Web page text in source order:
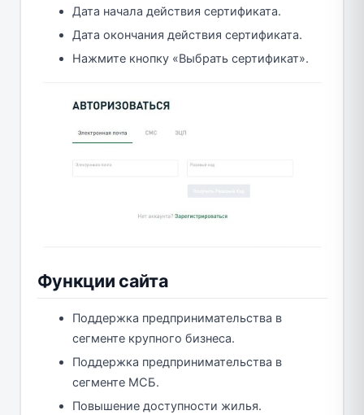
Дата начала действия сертификата.
Дата окончания действия сертификата.
Нажмите кнопку «Выбрать сертификат».
Функции сайта
Поддержка предпринимательства в
сегменте крупного бизнеса.
Поддержка предпринимательства в
сегменте МСБ.
Повышение доступности жилья.